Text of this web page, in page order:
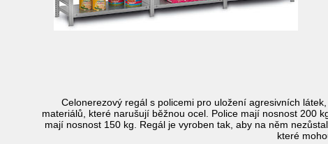
Celonerezový regál s policemi pro uložení agresivních
materiálů, které narušují běžnou ocel. Police mají nosnost 200
mají nosnost 150 kg. Regál je vyroben tak, aby na něm
které